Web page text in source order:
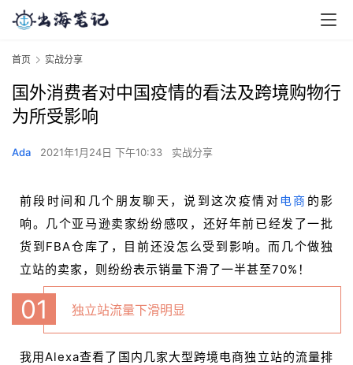
首页 实战分享
国外消费者对中国疫情的看法及跨境购物行
为所受影响
Ada 2021年1月24日 下午10:33 实战分享
前段时间和几个朋友聊天，说到这次疫情对电商 的影
响。几个亚马逊卖家纷纷感叹，还好年前已经发了一批
货到FBA仓库了，目前还没怎么受到影响。而几个做独
立站的卖家，则纷纷表示销量下滑了一半甚至70%！
01 独立站流量下滑明显
我用Alexa查看了国内几家大型跨境电商独立站的流量排